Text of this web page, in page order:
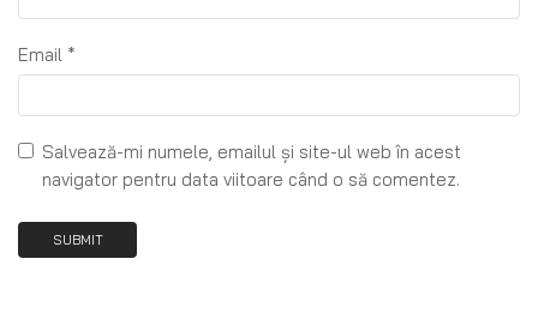
Email *
Salvează-mi numele, emailul și site-ul web în acest
navigator pentru data viitoare când o să comentez.